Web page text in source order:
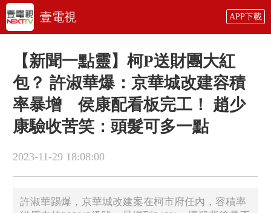
壹電視 APP下載
【新聞一點靈】柯P送財團大紅
包？ 許淑華爆：京華城改建容積
率暴增 侯康配看板完工！ 趙少
康驗收苦笑：頭髮可多一點
2023-11-29 18:08:00
許淑華踢爆，京華城改建案在柯市府任內，容積率